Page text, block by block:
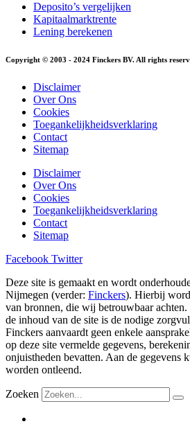
Deposito’s vergelijken
Kapitaalmarktrente
Lening berekenen
Copyright © 2003 - 2024 Finckers BV. All rights
Disclaimer
Over Ons
Cookies
Toegankelijkheidsverklaring
Contact
Sitemap
Disclaimer
Over Ons
Cookies
Toegankelijkheidsverklaring
Contact
Sitemap
Facebook Twitter
Deze site is gemaakt en wordt
Nijmegen (verder: Finckers). Hierbij
van bronnen, die wij betrouwbaar
de inhoud van de site is de nodige
Finckers aanvaardt geen enkele
op deze site vermelde gegevens,
onjuistheden bevatten. Aan de gegevens
worden ontleend.
Zoeken